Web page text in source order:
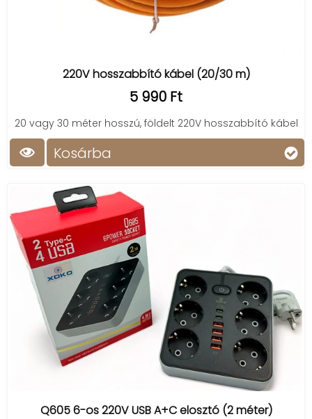
220V hosszabbító kábel (20/30 m)
5 990 Ft
20 vagy 30 méter hosszú, földelt 220V hosszabbító kábel
Kosárba
Q605 6-os 220V USB A+C elosztó (2 méter)